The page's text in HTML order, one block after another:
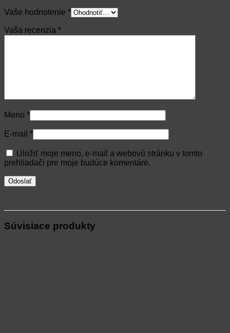
Vaše hodnotenie *
Vaša recenzia *
Meno *
E-mail *
Uložiť moje meno, e-mail a webovú stránku v tomto
prehliadači pre moje budúce komentáre.
Súvisiace produkty